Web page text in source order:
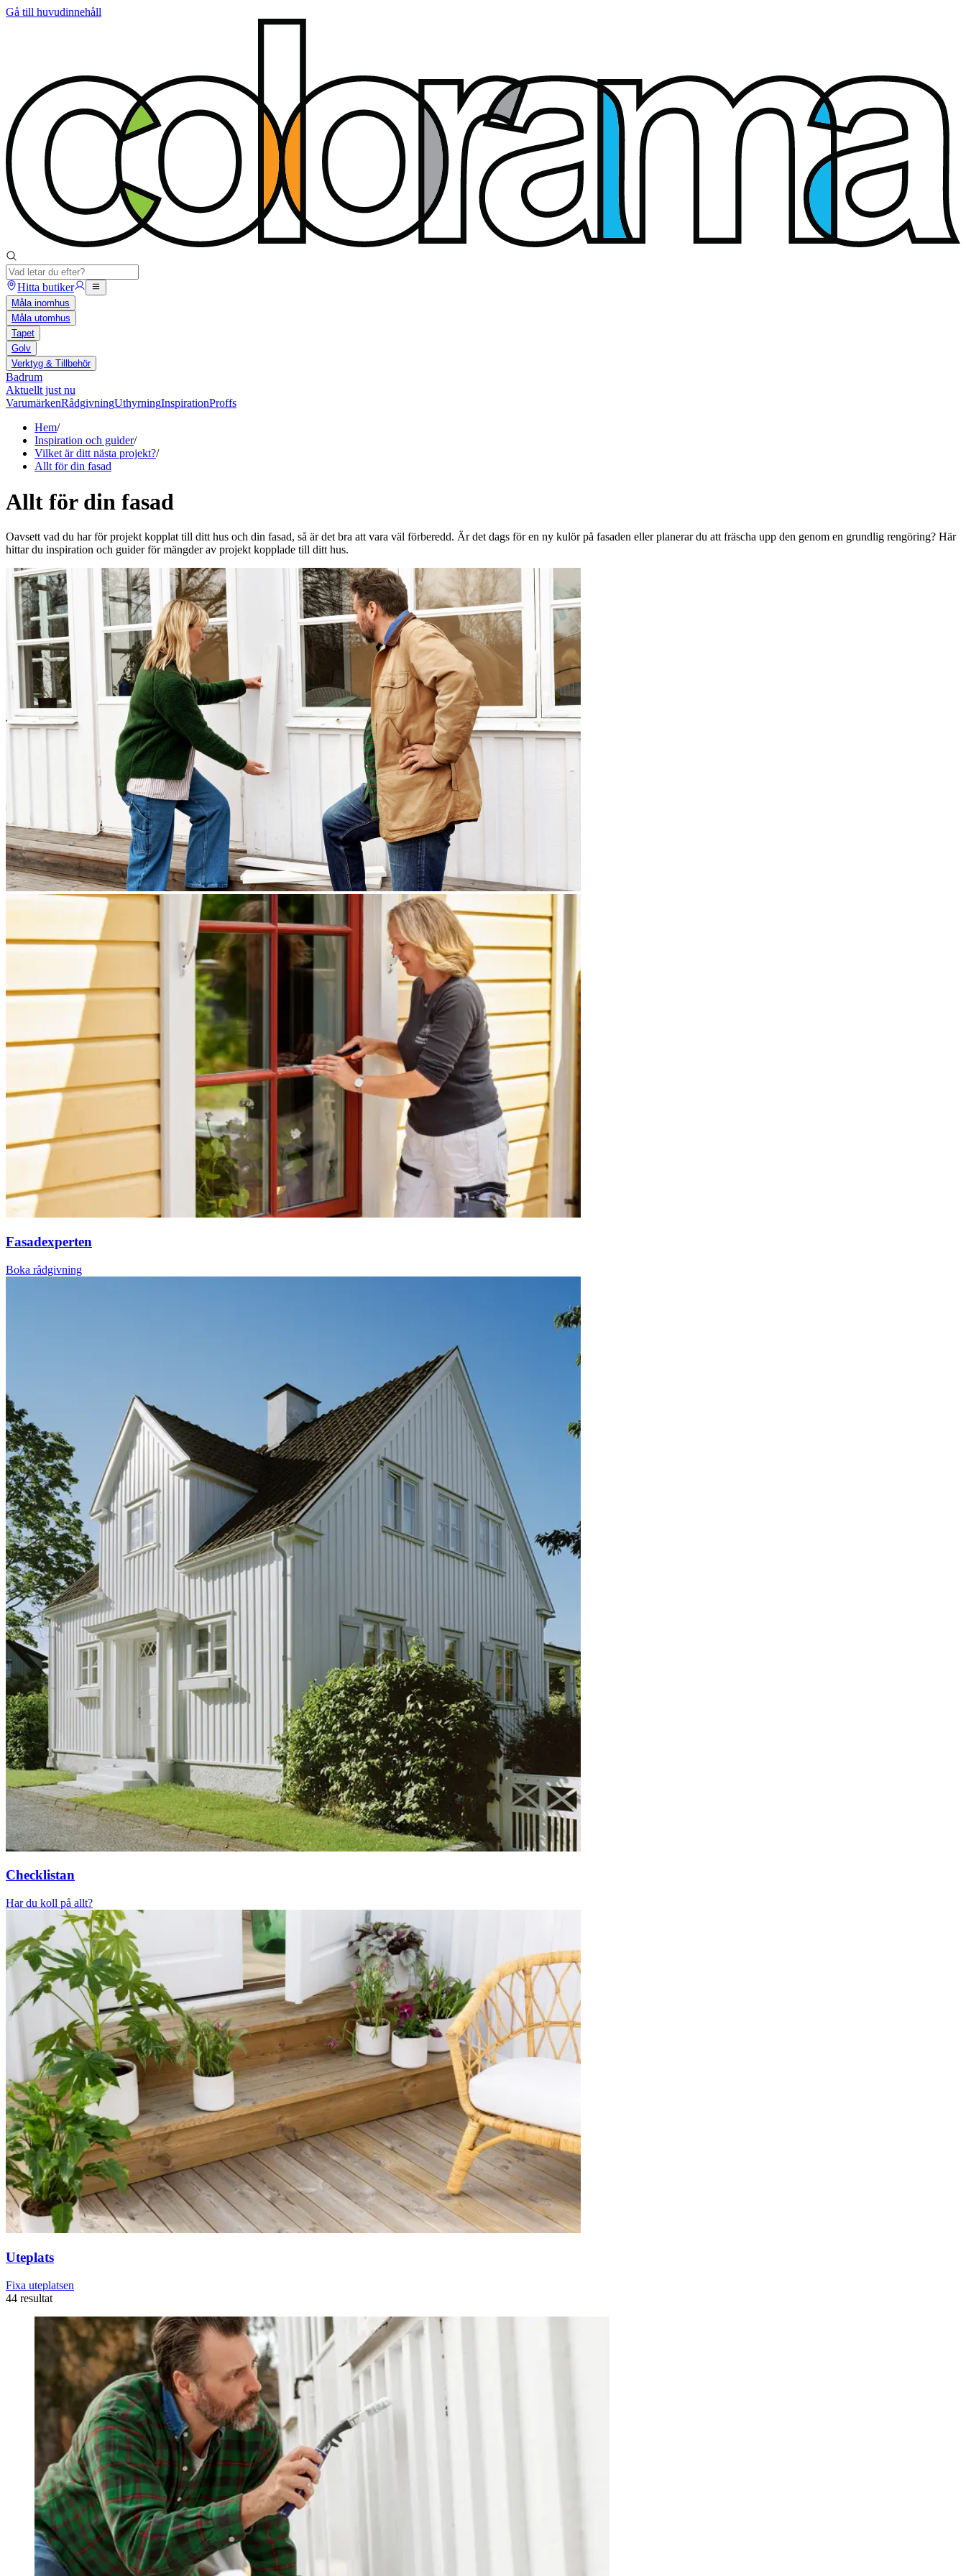
Gå till huvudinnehåll
Hitta butiker
Måla inomhus
Måla utomhus
Tapet
Golv
Verktyg & Tillbehör
Badrum
Aktuellt just nu
VarumärkenRådgivningUthyrningInspirationProffs
Hem/
Inspiration och guider/
Vilket är ditt nästa projekt?/
Allt för din fasad
Allt för din fasad
Oavsett vad du har för projekt kopplat till ditt hus och din fasad, så är det bra att vara väl förberedd. Är det dags för en ny kulör på fasaden eller planerar du att fräscha upp den genom en grundlig rengöring? Här
hittar du inspiration och guider för mängder av projekt kopplade till ditt hus.
Fasadexperten
Boka rådgivning
Checklistan
Har du koll på allt?
Uteplats
Fixa uteplatsen
44 resultat